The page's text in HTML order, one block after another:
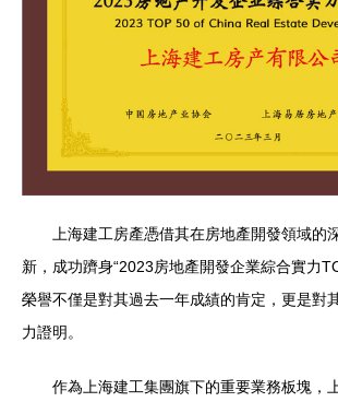
上海建工房產憑借其在房地產開發領域的
新，成功躋身“2023房地產開發企業綜合實力
榮譽不僅是對其過去一年成績的肯定，更是對
力證明。
作為上海建工集團旗下的重要業務板塊，